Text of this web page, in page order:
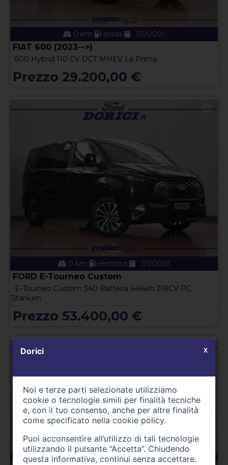
0 km ibrida 01/0001
FIAT 600 (2023-->)
600 Hybrid 110 CV DCT MHEV La Prima
Prezzo 29.200,00 €
0 km elettrica 01/0001
FORD E-Tourneo Custom
E-Tourneo Custom 340 Batteria 64Kwh 218CV PC
Titanium
Prezzo 53.400,00 €
Dorici
Noi e terze parti selezionate utilizziamo
cookie o tecnologie simili per finalità tecniche
e, con il tuo consenso, anche per altre finalità
come specificato nella cookie policy.
Puoi acconsentire all’utilizzo di tali tecnologie
utilizzando il pulsante “Accetta”. Chiudendo
questa informativa, continui senza accettare.
X